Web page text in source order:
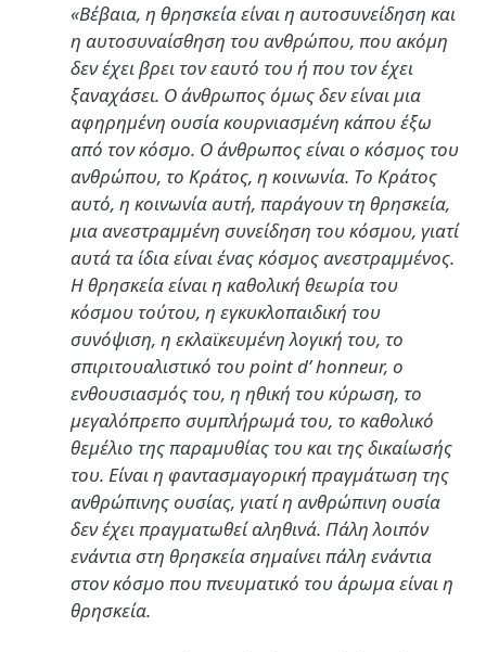
«Βέβαια, η θρησκεία είναι η αυτοσυνείδηση και
η αυτοσυναίσθηση του ανθρώπου, που ακόμη
δεν έχει βρει τον εαυτό του ή που τον έχει
ξαναχάσει. Ο άνθρωπος όμως δεν είναι μια
αφηρημένη ουσία κουρνιασμένη κάπου έξω
από τον κόσμο. O άνθρωπος είναι ο κόσμος του
ανθρώπου, το Κράτος, η κοινωνία. Το Κράτος
αυτό, η κοινωνία αυτή, παράγουν τη θρησκεία,
μια ανεστραμμένη συνείδηση του κόσμου, γιατί
αυτά τα ίδια είναι ένας κόσμος ανεστραμμένος.
Η θρησκεία είναι η καθολική θεωρία του
κόσμου τούτου, η εγκυκλοπαιδική του
συνόψιση, η εκλαϊκευμένη λογική του, το
σπιριτουαλιστικό του point d’ honneur, ο
ενθουσιασμός του, η ηθική του κύρωση, το
μεγαλόπρεπο συμπλήρωμά του, το καθολικό
θεμέλιο της παραμυθίας του και της δικαίωσής
του. Είναι η φαντασμαγορική πραγμάτωση της
ανθρώπινης ουσίας, γιατί η ανθρώπινη ουσία
δεν έχει πραγματωθεί αληθινά. Πάλη λοιπόν
ενάντια στη θρησκεία σημαίνει πάλη ενάντια
στον κόσμο που πνευματικό του άρωμα είναι η
θρησκεία.